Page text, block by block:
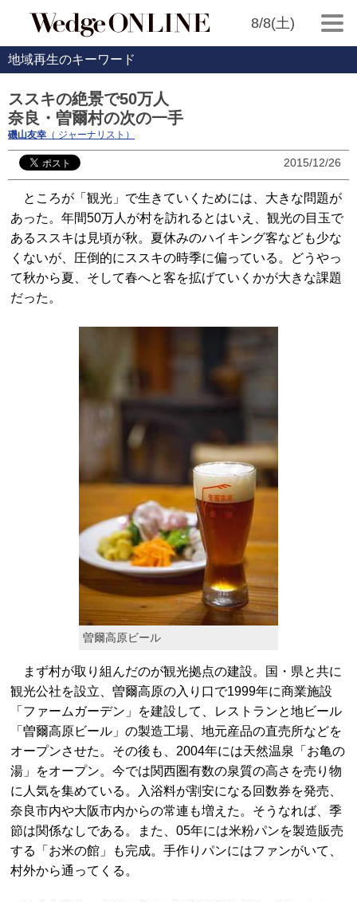
8/8(土)
地域再生のキーワード
ススキの絶景で50万人
奈良・曽爾村の次の一手
磯山友幸 （ ジャーナリスト）
2015/12/26
ところが「観光」で生きていくためには、大きな問題が
あった。年間50万人が村を訪れるとはいえ、観光の目玉で
あるススキは見頃が秋。夏休みのハイキング客なども少な
くないが、圧倒的にススキの時季に偏っている。どうやっ
て秋から夏、そして春へと客を拡げていくかが大きな課題
だった。
曽爾高原ビール
まず村が取り組んだのが観光拠点の建設。国・県と共に
観光公社を設立、曽爾高原の入り口で1999年に商業施設
「ファームガーデン」を建設して、レストランと地ビール
「曽爾高原ビール」の製造工場、地元産品の直売所などを
オープンさせた。その後も、2004年には天然温泉「お亀の
湯」をオープン。今では関西圏有数の泉質の高さを売り物
に人気を集めている。入浴料が割安になる回数券を発売、
奈良市内や大阪市内からの常連も増えた。そうなれば、季
節は関係なしである。また、05年には米粉パンを製造販売
する「お米の館」も完成。手作りパンにはファンがいて、
村外から通ってくる。